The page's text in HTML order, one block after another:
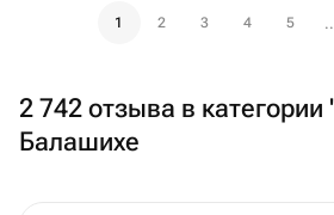
1 2 3 4 5
2 742 отзыва в категории
Балашихе